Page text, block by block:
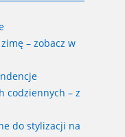
– zobacz w
codziennych – z
do stylizacji na